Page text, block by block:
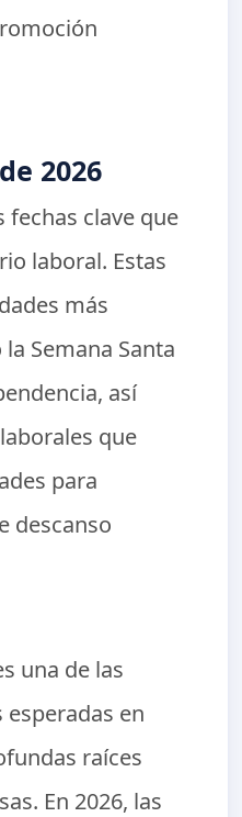
2026
fechas clave que
laboral. Estas
más
Semana Santa
así
que
para
descanso
una de las
en
raíces
En 2026, las